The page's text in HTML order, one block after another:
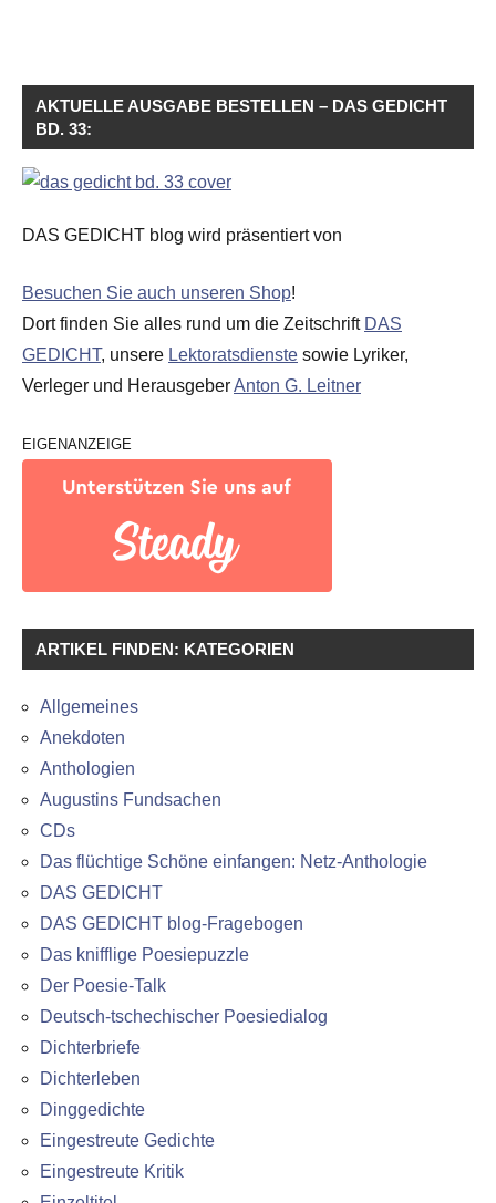
AKTUELLE AUSGABE BESTELLEN – DAS GEDICHT
BD. 33:
DAS GEDICHT blog wird präsentiert von
Besuchen Sie auch unseren Shop!
Dort finden Sie alles rund um die Zeitschrift DAS
GEDICHT, unsere Lektoratsdienste sowie Lyriker,
Verleger und HerausgeberAnton G. Leitner
EIGENANZEIGE
ARTIKEL FINDEN: KATEGORIEN
Allgemeines
Anekdoten
Anthologien
Augustins Fundsachen
CDs
Das flüchtige Schöne einfangen: Netz-Anthologie
DAS GEDICHT
DAS GEDICHT blog-Fragebogen
Das knifflige Poesiepuzzle
Der Poesie-Talk
Deutsch-tschechischer Poesiedialog
Dichterbriefe
Dichterleben
Dinggedichte
Eingestreute Gedichte
Eingestreute Kritik